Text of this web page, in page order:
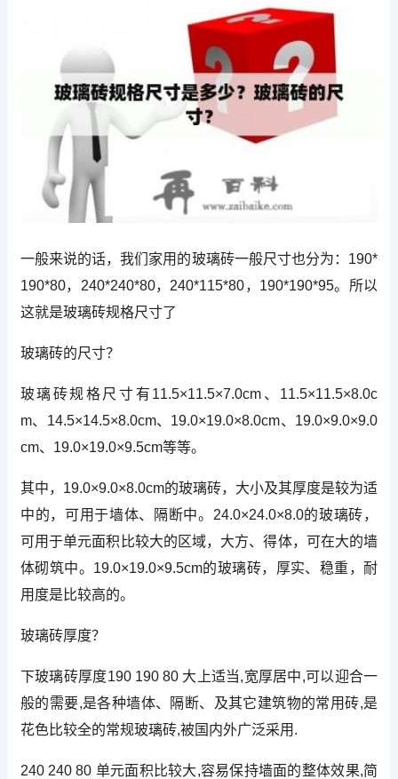
一般来说的话，我们家用的玻璃砖一般尺寸也分为：190*
190*80，240*240*80，240*115*80，190*190*95。所以
这就是玻璃砖规格尺寸了
玻璃砖的尺寸？
玻璃砖规格尺寸有11.5×11.5×7.0cm、11.5×11.5×8.0c
m、14.5×14.5×8.0cm、19.0×19.0×8.0cm、19.0×9.0×9.0
cm、19.0×19.0×9.5cm等等。
其中，19.0×9.0×8.0cm的玻璃砖，大小及其厚度是较为适
中的，可用于墙体、隔断中。24.0×24.0×8.0的玻璃砖，
可用于单元面积比较大的区域，大方、得体，可在大的墙
体砌筑中。19.0×19.0×9.5cm的玻璃砖，厚实、稳重，耐
用度是比较高的。
玻璃砖厚度？
下玻璃砖厚度190 190 80 大上适当,宽厚居中,可以迎合一
般的需要,是各种墙体、隔断、及其它建筑物的常用砖,是
花色比较全的常规玻璃砖,被国内外广泛采用.
240 240 80 单元面积比较大,容易保持墙面的整体效果,简